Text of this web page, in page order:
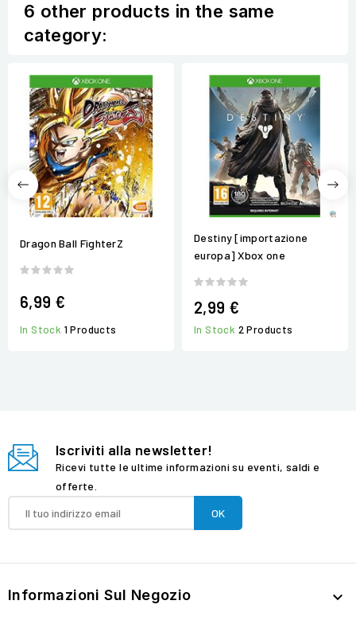
6 other products in the same
category:
Dragon Ball FighterZ
6,99 €
In Stock 1 Products
Destiny [importazione
europa] Xbox one
2,99 €
In Stock 2 Products
Iscriviti alla newsletter!
Ricevi tutte le ultime informazioni su eventi, saldi e
offerte.
Informazioni Sul Negozio 